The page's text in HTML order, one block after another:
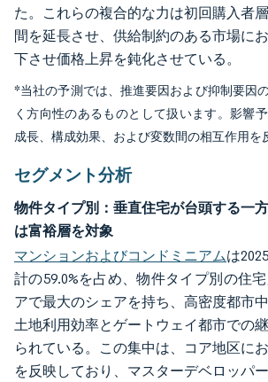
た。これらの複合的な力は初回購入者
間を延長させ、供給制約のある市場に
下させ価格上昇を鈍化させている。
*当社の予測では、推進要因および抑制要因
く方向性のあるものとして扱います。影響
成長、構成効果、および変数間の相互作用を
セグメント分析
物件タイプ別：垂直住宅が台頭する一
は富裕層を対象
マンションおよびコンドミニアムは
計の59.0%を占め、物件タイプ別の住
アで最大のシェアを持ち、高密度都市
土地利用効率とゲートウェイ都市での
られている。この集中は、コア地区に
を反映しており、マスターデベロッパ